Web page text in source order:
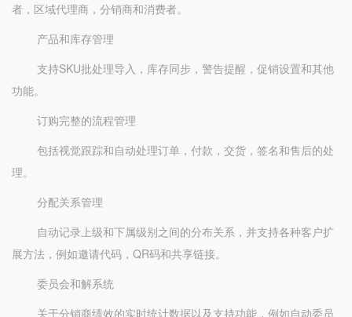
者，区域代理商，分销商和消费者。
产品和库存管理
支持SKU批处理导入，库存同步，警告提醒，促销设置和其他
功能。
订购完整的流程管理
包括视觉跟踪和自动处理订单，付款，交货，签名和售后的处
理。
分配关系管理
自动记录上级和下属级别之间的分布关系，并支持各种客户扩
展方法，例如邀请代码，QR码和共享链接。
委员会和解系统
关于分销商绩效的实时统计数据以及支持功能，例如自动委员